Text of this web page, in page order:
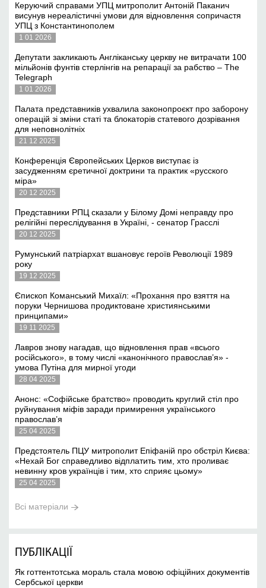
Керуючий справами УПЦ митрополит Антоній Паканич
висунув нереалістичні умови для відновлення сопричастя
УПЦ з Константинополем
1 01 2026
Депутати закликають Англіканську церкву не витрачати 100
мільйонів фунтів стерлінгів на репарації за рабство – The
Telegraph
1 01 2026
Палата представників ухвалила законопроєкт про заборону
операцій зі зміни статі та блокаторів статевого дозрівання
для неповнолітніх
21 12 2025
Конференція Європейських Церков виступає із
засудженням єретичної доктрини та практик «русского
міра»
20 12 2025
Представники РПЦ сказали у Білому Домі неправду про
релігійні переслідування в Україні, - сенатор Грасслі
20 12 2025
Румунський патріархат вшановує героїв Революції 1989
року
19 12 2025
Єпископ Команський Михаїл: «Прохання про взяття на
поруки Чернишова продиктоване християнськими
принципами»
19 11 2025
Лавров знову нагадав, що відновлення прав «всього
російського», в тому числі «канонічного православ’я» -
умова Путіна для мирної угоди
28 04 2025
Анонс: «Софійське братство» проводить круглий стіл про
руйнування міфів заради примирення українського
православ’я
25 04 2025
Предстоятель ПЦУ митрополит Епіфаній про обстріл Києва:
«Нехай Бог справедливо відплатить тим, хто проливає
невинну кров українців і тим, хто сприяє цьому»
25 04 2025
Всі матеріали
ПУБЛІКАЦІЇ
Як готтентотська мораль стала мовою офіційних документів
Сербської церкви